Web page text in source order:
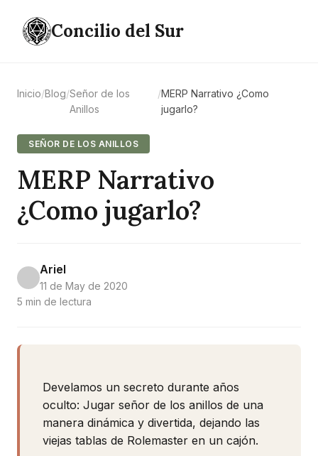
Concilio del Sur
Inicio/Blog/Señor de los
Anillos
/MERP Narrativo ¿Como
jugarlo?
SEÑOR DE LOS ANILLOS
MERP Narrativo
¿Como jugarlo?
Ariel
11 de May de 2020
5 min de lectura
Develamos un secreto durante años
oculto: Jugar señor de los anillos de una
manera dinámica y divertida, dejando las
viejas tablas de Rolemaster en un cajón.